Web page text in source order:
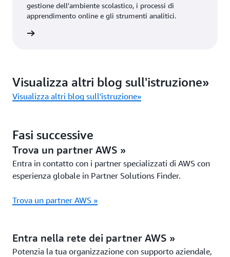
gestione dell'ambiente scolastico, i processi di
apprendimento online e gli strumenti analitici.
Visualizza altri blog sull'istruzione»
Visualizza altri blog sull'istruzione»
Fasi successive
Trova un partner AWS »
Entra in contatto con i partner specializzati di AWS con
esperienza globale in Partner Solutions Finder.
Trova un partner AWS »
Entra nella rete dei partner AWS »
Potenzia la tua organizzazione con supporto aziendale,